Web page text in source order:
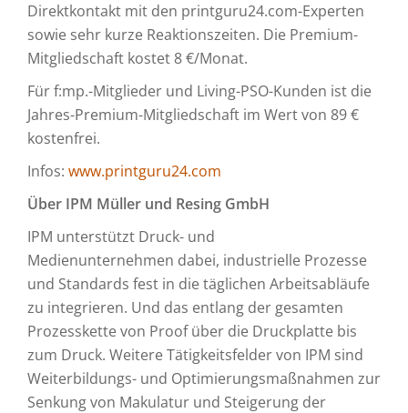
Direktkontakt mit den printguru24.com-Experten
sowie sehr kurze Reaktionszeiten. Die Premium-
Mitgliedschaft kostet 8 €/Monat.
Für f:mp.-Mitglieder und Living-PSO-Kunden ist die
Jahres-Premium-Mitgliedschaft im Wert von 89 €
kostenfrei.
Infos: www.printguru24.com
Über IPM Müller und Resing GmbH
IPM unterstützt Druck- und
Medienunternehmen dabei, industrielle Prozesse
und Standards fest in die täglichen Arbeitsabläufe
zu integrieren. Und das entlang der gesamten
Prozesskette von Proof über die Druckplatte bis
zum Druck. Weitere Tätigkeitsfelder von IPM sind
Weiterbildungs- und Optimierungsmaßnahmen zur
Senkung von Makulatur und Steigerung der